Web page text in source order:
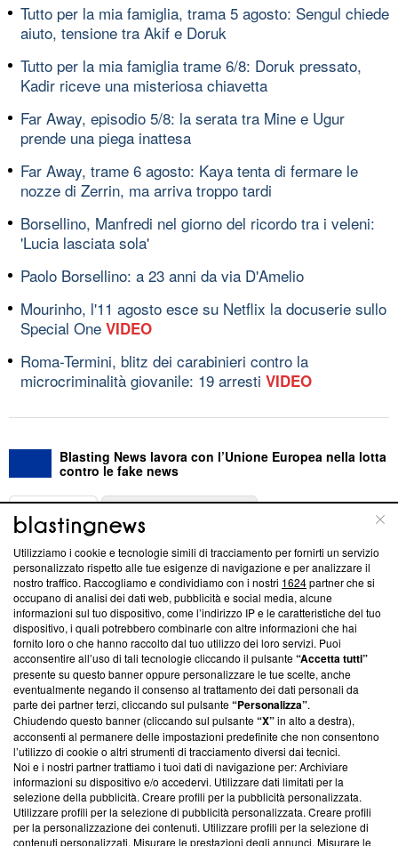
Tutto per la mia famiglia, trama 5 agosto: Sengul chiede
aiuto, tensione tra Akif e Doruk
Tutto per la mia famiglia trame 6/8: Doruk pressato,
Kadir riceve una misteriosa chiavetta
Far Away, episodio 5/8: la serata tra Mine e Ugur
prende una piega inattesa
Far Away, trame 6 agosto: Kaya tenta di fermare le
nozze di Zerrin, ma arriva troppo tardi
Borsellino, Manfredi nel giorno del ricordo tra i veleni:
'Lucia lasciata sola'
Paolo Borsellino: a 23 anni da via D'Amelio
Mourinho, l'11 agosto esce su Netflix la docuserie sullo
Special One VIDEO
Roma-Termini, blitz dei carabinieri contro la
microcriminalità giovanile: 19 arresti VIDEO
Blasting News lavora con l’Unione Europea nella lotta
contro le fake news
ABOUT
Questa sezione offre informazioni trasparenti su Blasting
News, sui nostri processi editoriali e su come ci impegniamo a
creare news di qualità. Inoltre, afferma la nostra aderenza a
‘Trust Project - News with Integrity’Blasting News non è
ancora membro del programma, ma ha richiesto di farne
parte; Trust Project non ha ancora effettuato una verifica di
conformità agli standard.
Su di noi
Team editoriale
Corporate
Redazione
Informativa Privacy
Utilizziamo i cookie e tecnologie simili di tracciamento per fornirti un servizio
personalizzato rispetto alle tue esigenze di navigazione e per analizzare il
nostro traffico. Raccogliamo e condividiamo con i nostri 1624partner che si
occupano di analisi dei dati web, pubblicità e social media, alcune
informazioni sul tuo dispositivo, come l’indirizzo IP e le caratteristiche del tuo
dispositivo, i quali potrebbero combinarle con altre informazioni che hai
fornito loro o che hanno raccolto dal tuo utilizzo dei loro servizi. Puoi
acconsentire all’uso di tali tecnologie cliccando il pulsante“Accetta tutti”
presente su questo banner oppure personalizzare le tue scelte, anche
eventualmente negando il consenso al trattamento dei dati personali da
parte dei partner terzi, cliccando sul pulsante“Personalizza”.
Chiudendo questo banner (cliccando sul pulsante“X”in alto a destra),
acconsenti al permanere delle impostazioni predefinite che non consentono
l’utilizzo di cookie o altri strumenti di tracciamento diversi dai tecnici.
Noi e i nostri partner trattiamo i tuoi dati di navigazione per: Archiviare
informazioni su dispositivo e/o accedervi. Utilizzare dati limitati per la
selezione della pubblicità. Creare profili per la pubblicità personalizzata.
Utilizzare profili per la selezione di pubblicità personalizzata. Creare profili
per la personalizzazione dei contenuti. Utilizzare profili per la selezione di
contenuti personalizzati. Misurare le prestazioni degli annunci. Misurare le